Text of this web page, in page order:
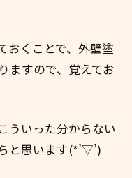
おくことで、外壁塗
ますので、覚えてお
ういった分からない
と思います(*’▽’)